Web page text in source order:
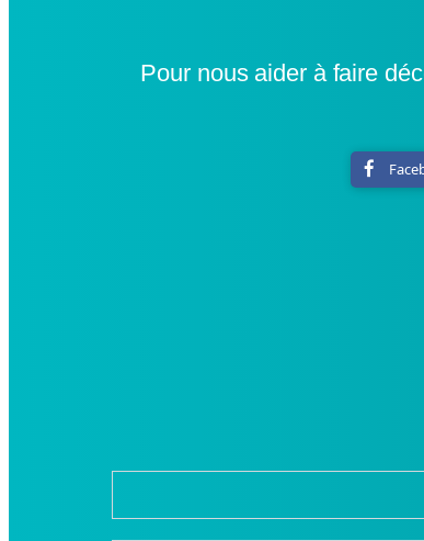
Pour nous aider à faire